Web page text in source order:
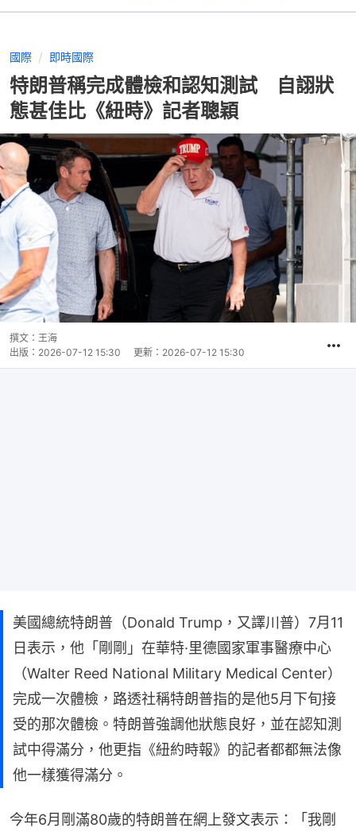
國際 即時國際
特朗普稱完成體檢和認知測試 自詡狀
態甚佳比《紐時》記者聰穎
撰文： 王海
出版： 2026-07-12 15:30 更新： 2026-07-12 15:30
美國總統特朗普（Donald Trump，又譯川普）7月11
日表示，他「剛剛」在華特·里德國家軍事醫療中心
（Walter Reed National Military Medical Center）
完成一次體檢，路透社稱特朗普指的是他5月下旬接
受的那次體檢。特朗普強調他狀態良好，並在認知測
試中得滿分，他更指《紐約時報》的記者都都無法像
他一樣獲得滿分。
今年6月剛滿80歲的特朗普在網上發文表示：「我剛